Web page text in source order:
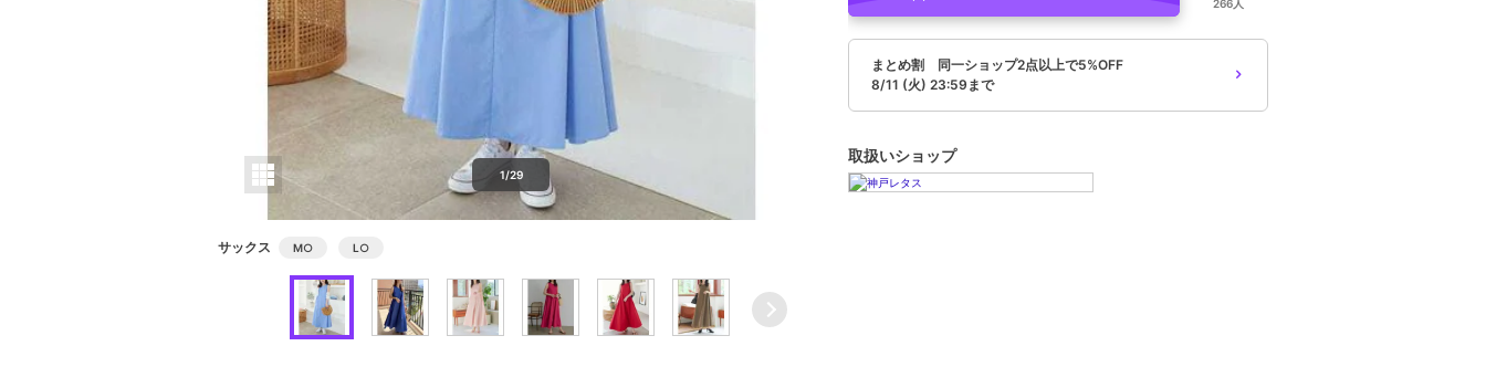
1/29
サックス M○ L ○
266人
まとめ割 同一ショップ2点以上で5%OFF
8/11 (火) 23:59まで
取扱いショップ